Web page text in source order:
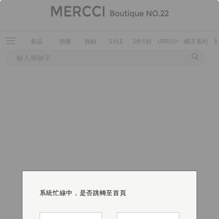
新品 預購 熱銷 SALE 2件5折 UPF50+ 瞬涼系列
系統忙線中，是否跳轉至首頁
系統忙線中，是否跳轉至首頁
系統忙線中，是否跳轉至首頁
系統忙線中，是否跳轉至首頁
系統忙線中，是否跳轉至首頁